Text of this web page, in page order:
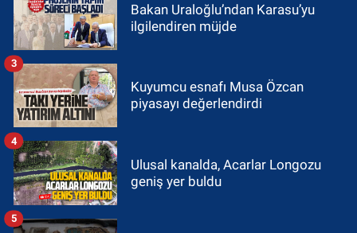
Bakan Uraloğlu’ndan Karasu’yu
ilgilendiren müjde
Kuyumcu esnafı Musa Özcan
piyasayı değerlendirdi
3
Ulusal kanalda, Acarlar Longozu
geniş yer buldu
4
5